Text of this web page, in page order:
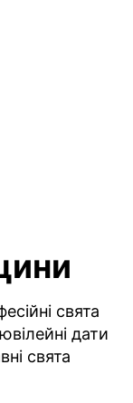
свята
дати
свята